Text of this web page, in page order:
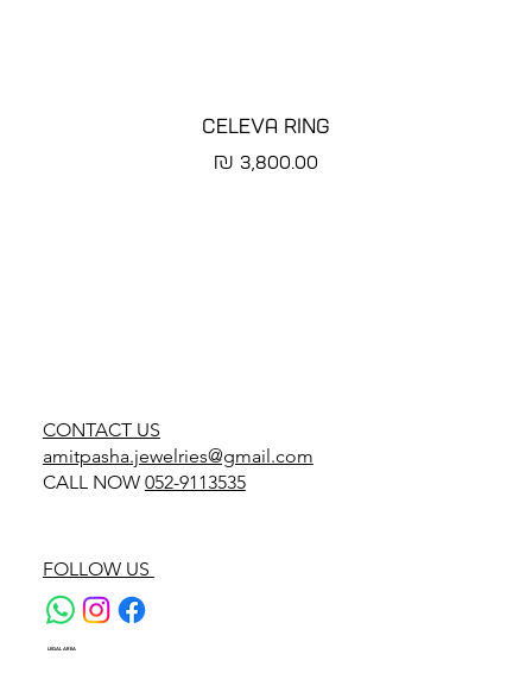
CELEVA RING
מחיר
LEGAL AREA
CONTACT US
amitpasha.jewelries@gmail.com
CALL NOW 052-9113535
FOLLOW US